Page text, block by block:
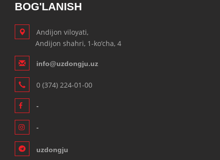
BOG'LANISH
Andijon viloyati,
Andijon shahri, 1-ko‘cha, 4
info@uzdongju.uz
0 (374) 224-01-00
-
-
uzdongju